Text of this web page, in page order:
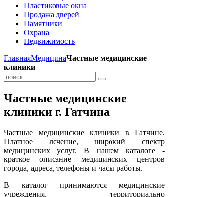
Пластиковые окна
Продажа дверей
Памятники
Охрана
Недвижимость
ГлавнаяМедицинаЧастные медицинские
клиники
Частные медицинские
клиники г. Гатчина
Частные медицинские клиники в Гатчине.
Платное лечение, широкий спектр
медицинских услуг. В нашем каталоге -
краткое описание медицинских центров
города, адреса, телефоны и часы работы.
В каталог принимаются медицинские
учреждения, территориально